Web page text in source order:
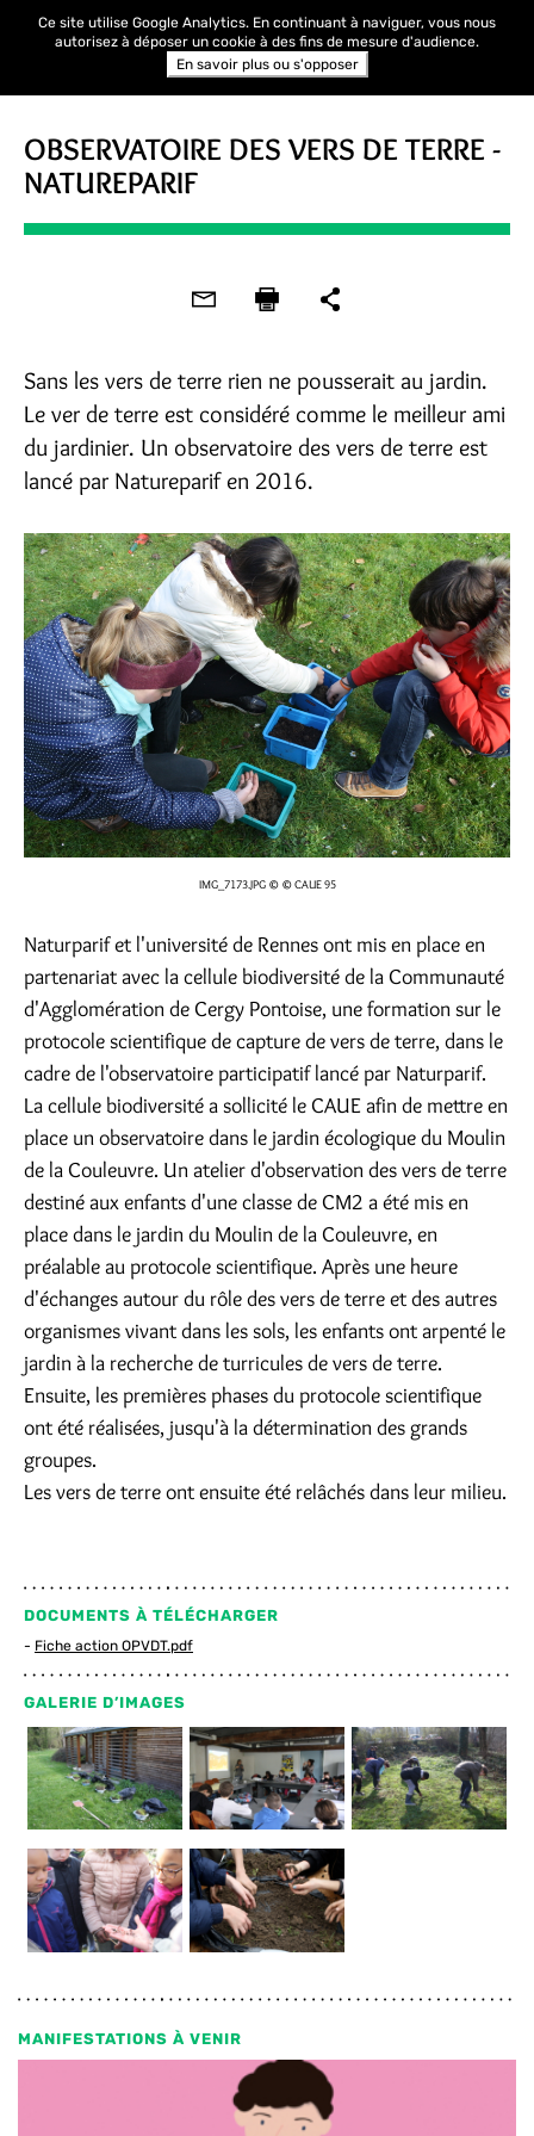
OBSERVATOIRE DES VERS DE TERRE -
NATUREPARIF
Sans les vers de terre rien ne pousserait au jardin.
Le ver de terre est considéré comme le meilleur ami
du jardinier. Un observatoire des vers de terre est
lancé par Natureparif en 2016.
IMG_7173.JPG © © CAUE 95
Naturparif et l'université de Rennes ont mis en place en
partenariat avec la cellule biodiversité de la Communauté
d'Agglomération de Cergy Pontoise, une formation sur le
protocole scientifique de capture de vers de terre, dans le
cadre de l'observatoire participatif lancé par Naturparif.
La cellule biodiversité a sollicité le CAUE afin de mettre en
place un observatoire dans le jardin écologique du Moulin
de la Couleuvre. Un atelier d'observation des vers de terre
destiné aux enfants d'une classe de CM2 a été mis en
place dans le jardin du Moulin de la Couleuvre, en
préalable au protocole scientifique. Après une heure
d'échanges autour du rôle des vers de terre et des autres
organismes vivant dans les sols, les enfants ont arpenté le
jardin à la recherche de turricules de vers de terre.
Ensuite, les premières phases du protocole scientifique
ont été réalisées, jusqu'à la détermination des grands
groupes.
Les vers de terre ont ensuite été relâchés dans leur milieu.
DOCUMENTS À TÉLÉCHARGER
Fiche action OPVDT.pdf
GALERIE D’IMAGES
MANIFESTATIONS À VENIR
Ce site utilise Google Analytics. En continuant à naviguer, vous nous
autorisez à déposer un cookie à des fins de mesure d'audience.
En savoir plus ou s'opposer